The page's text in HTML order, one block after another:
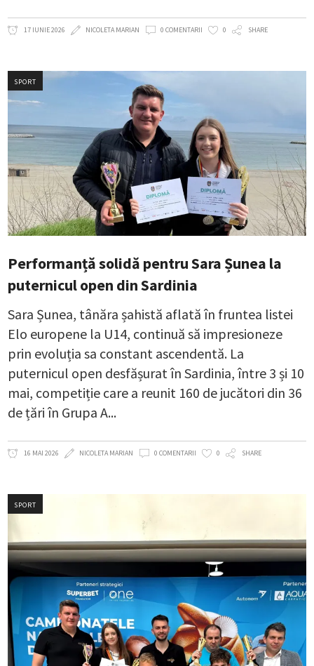
17 IUNIE 2026 NICOLETA MARIAN 0 COMENTARII 0 SHARE
SPORT
Performanță solidă pentru Sara Șunea la
puternicul open din Sardinia
Sara Șunea, tânăra șahistă aflată în fruntea listei
Elo europene la U14, continuă să impresioneze
prin evoluția sa constant ascendentă. La
puternicul open desfășurat în Sardinia, între 3 și 10
mai, competiție care a reunit 160 de jucători din 36
de țări în Grupa A
16 MAI 2026 NICOLETA MARIAN 0 COMENTARII 0 SHARE
SPORT